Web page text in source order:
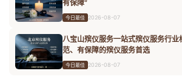
有保障”
今日最佳 2026-08-07
八宝山殡仪服务一站式殡仪服务行业
范、有保障的殡仪服务首选
今日最佳 2026-08-07